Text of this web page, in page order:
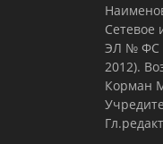
Сетевое
ЭЛ № ФС
2012).
Корман